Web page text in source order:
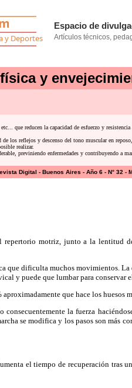
y
que reducen la capacidad de esfuerzo y
reflejos y descenso del tono muscular en
realizar.
previniendo enfermedades y contribuyendo a
Digital - Buenos Aires - Año 6 - N° 32 -
motriz, junto a la lentitud
dificulta muchos movimientos.
y puede que lumbar para conservar
que hace los huesos
la fuerza
se modifica y los pasos son más
el tiempo de recuperación tras